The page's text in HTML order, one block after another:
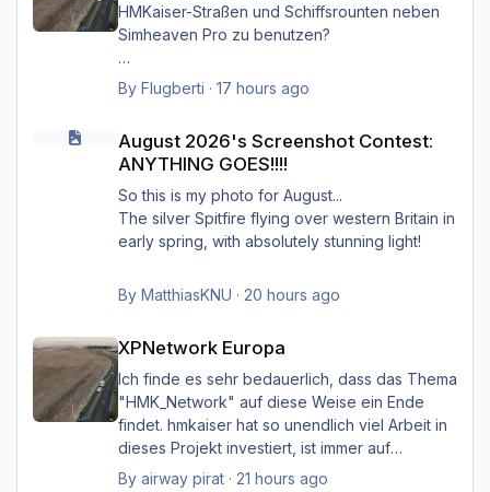
Frau/man hat dann überall (in Europa) wo
XPNetwork Europa aktiv ist die Roads,
Schiffsrouten und Aerials von XPNetwork
anstelle jener von Simheaven.
Ernst
HMKaiser-Straßen und Schiffsrounten neben
Simheaven Pro zu benutzen?
Wenn ja, wie? Einfach die Simheaven-Layer
"12-net2-ships" und "13-net3-roads"
"HMK__*"-Ordner benutzen?
Das macht aber dann nur für Deutschland
Sinn?
By Flugberti · 17 hours ago
August 2026's Screenshot Contest:
ANYTHING GOES!!!!
So this is my photo for August...
The silver Spitfire flying over western Britain in
early spring, with absolutely stunning light!
By MatthiasKNU · 20 hours ago
XPNetwork Europa
Ich finde es sehr bedauerlich, dass das Thema
"HMK_Network" auf diese Weise ein Ende
findet. hmkaiser hat so unendlich viel Arbeit in
dieses Projekt investiert, ist immer auf
Verbesserungsvorschläge der Nutzer
By airway pirat· 21 hours ago